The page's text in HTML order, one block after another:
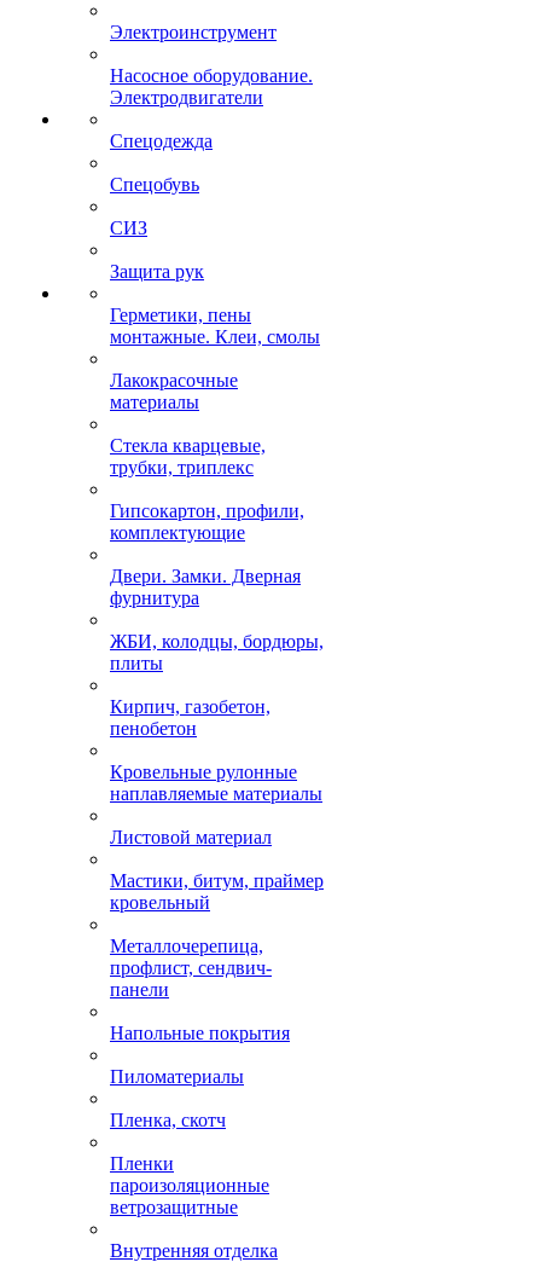
Электроинструмент
Насосное оборудование.
Электродвигатели
Спецодежда
Спецобувь
СИЗ
Защита рук
Герметики, пены
монтажные. Клеи, смолы
Лакокрасочные
материалы
Стекла кварцевые,
трубки, триплекс
Гипсокартон, профили,
комплектующие
Двери. Замки. Дверная
фурнитура
ЖБИ, колодцы, бордюры,
плиты
Кирпич, газобетон,
пенобетон
Кровельные рулонные
наплавляемые материалы
Листовой материал
Мастики, битум, праймер
кровельный
Металлочерепица,
профлист, сендвич-
панели
Напольные покрытия
Пиломатериалы
Пленка, скотч
Пленки
пароизоляционные
ветрозащитные
Внутренняя отделка